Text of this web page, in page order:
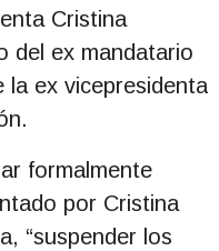
Cristina
del ex mandatario
la ex vicepresidenta
formalmente
por Cristina
“suspender los